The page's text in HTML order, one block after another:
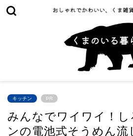
キッチン PR
みんなでワイワイ！し
ンの電池式そうめん流